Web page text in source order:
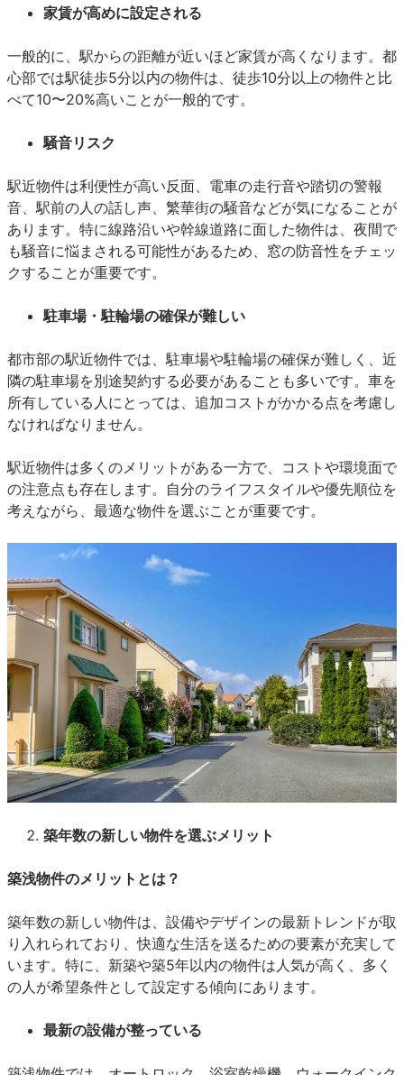
家賃が高めに設定される
一般的に、駅からの距離が近いほど家賃が高くなります。都
心部では駅徒歩5分以内の物件は、徒歩10分以上の物件と比
べて10〜20%高いことが一般的です。
騒音リスク
駅近物件は利便性が高い反面、電車の走行音や踏切の警報
音、駅前の人の話し声、繁華街の騒音などが気になることが
あります。特に線路沿いや幹線道路に面した物件は、夜間で
も騒音に悩まされる可能性があるため、窓の防音性をチェッ
クすることが重要です。
駐車場・駐輪場の確保が難しい
都市部の駅近物件では、駐車場や駐輪場の確保が難しく、近
隣の駐車場を別途契約する必要があることも多いです。車を
所有している人にとっては、追加コストがかかる点を考慮し
なければなりません。
駅近物件は多くのメリットがある一方で、コストや環境面で
の注意点も存在します。自分のライフスタイルや優先順位を
考えながら、最適な物件を選ぶことが重要です。
築年数の新しい物件を選ぶメリット
築浅物件のメリットとは？
築年数の新しい物件は、設備やデザインの最新トレンドが取
り入れられており、快適な生活を送るための要素が充実して
います。特に、新築や築5年以内の物件は人気が高く、多く
の人が希望条件として設定する傾向にあります。
最新の設備が整っている